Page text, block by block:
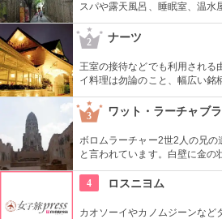
スパや露天風呂、睡眠室、温水
設です。チムジル服で一日過ご
やゴルフ練習場、マッサージ、
スポットがあるので、時間が過
2 ナーツ
王室の接待などでも利用される
イ料理は勿論のこと、幅広い銘
舞踊の催し物も観ることができ
3
ワット・ラーチャブ
ボロムラーチャー2世2人の兄
と言われています。白壁に金の
の仏像があるなど見ごたえ十分
の造りを模した日本人納骨堂も
4 ロスニヨム
カオソーイやカノムジーンなど